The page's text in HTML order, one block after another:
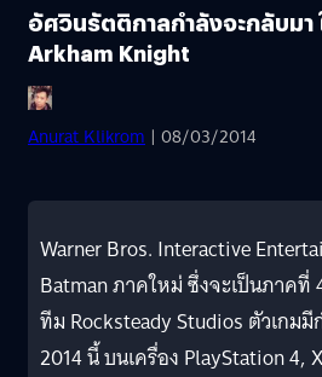
อัศวินรัตติกาลกำลังจะกลับมา
Arkham Knight
Anurat Klikrom | 08/03/2014
Warner Bros. Interactive
Batman ภาคใหม่ ซึ่งจะเป็นภาคที่
ทีม Rocksteady Studios ตัวเกม
2014 นี้ บนเครื่อง PlayStation 4,